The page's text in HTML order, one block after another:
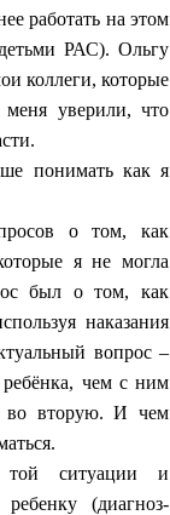
работать на этом
РАС). Ольгу
коллеги, которые
уверили, что
понимать как я
о том, как
я не могла
был о том, как
наказания
вопрос –
чем с ним
во вторую. И чем
той ситуации и
(диагноз-